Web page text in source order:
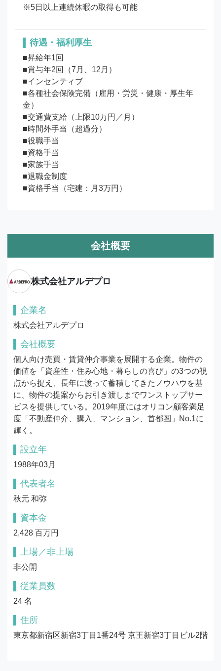
待遇・福利厚生
■昇給年1回
■賞与年2回（7月、12月）
■インセンティブ
■各種社会保険完備（雇用・労災・健康・厚生年
金）
■交通費支給（上限10万円／月）
■時間外手当（超過分）
■役職手当
■資格手当
■家族手当
■退職金制度
■資格手当（宅建：月3万円）
会社概要
株式会社アルデプロ
企業名
株式会社アルデプロ
会社概要
個人向け売買・賃貸仲介事業を展開する企業。物件の
価値を「資産性・住み心地・暮らしの喜び」の3つの視
点から捉え、長年に渡って蓄積してきたノウハウを基
に、物件の提案からお引き渡しまでワンストップサー
ビスを提供している。2019年度にはオリコン顧客満足
度「不動産仲介、購入、マンション、首都圏」No.1に
輝く。
設立年
1988年03月
代表者名
秋元 和弥
資本金
2,428 百万円
上場／非上場
非公開
従業員数
24 名
住所
東京都新宿区新宿3丁目1番24号 京王新宿3丁目ビル2階